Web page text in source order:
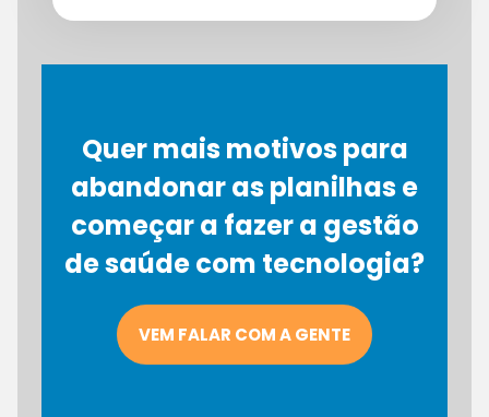
Quer mais motivos para
abandonar as planilhas e
começar a fazer a gestão
de saúde com tecnologia?
VEM FALAR COM A GENTE